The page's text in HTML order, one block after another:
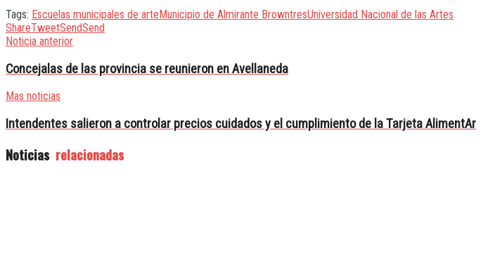
Tags: Escuelas municipales de arteMunicipio de Almirante BrowntresUniversidad Nacional de las Artes
ShareTweetSendSend
Noticia anterior
Concejalas de las provincia se reunieron en Avellaneda
Mas noticias
Intendentes salieron a controlar precios cuidados y el cumplimiento de la Tarjeta AlimentAr
Noticias relacionadas